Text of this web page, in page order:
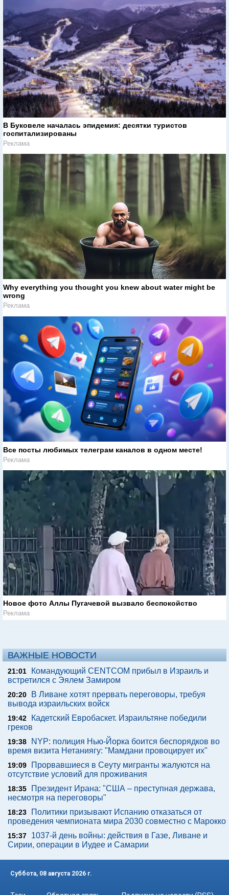
В Буковеле началась эпидемия: десятки туристов
госпитализированы
Реклама
Why everything you thought you knew about water might be
wrong
Реклама
Все посты любимых телеграм каналов в одном месте!
Реклама
Новое фото Аллы Пугачевой вызвало беспокойство
Реклама
ВАЖНЫЕ НОВОСТИ
21:01
Командующий CENTCOM прибыл в Израиль и
встретился с Эялем Замиром
20:20
В Ливане хотят прервать переговоры, требуя
вывода израильских войск
19:42
Кадетский Евробаскет. Израильтяне победили
греков
19:38
NYP: полиция Нью-Йорка боится беспорядков во
время визита Нетаниягу: "Мамдани провоцирует их"
19:09
Прорвавшиеся в Сеуту мигранты жалуются на
отсутствие условий для проживания
18:35
Президент Ирана: "США – преступная держава,
несмотря на переговоры"
18:23
Политики призывают Испанию отказаться от
проведения чемпионата мира 2030 совместно с Марокко
15:37
1037-й день войны: действия в Газе, Ливане и
Сирии, операции в Иудее и Самарии
Суббота, 08 августа 2026 г.